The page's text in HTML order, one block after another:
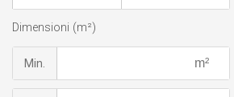
Dimensioni (m²)
Min.